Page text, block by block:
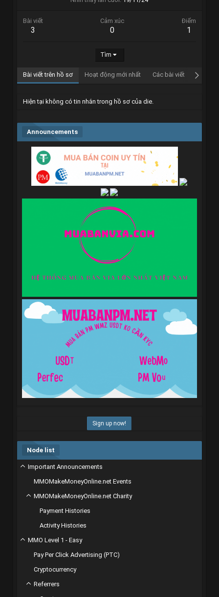
Bài viết
3
Cảm xúc
0
Điểm
1
Tìm
Bài viết trên hồ sơ Hoạt động mới nhất Các bài viết Giới
Hiện tại không có tin nhắn trong hồ sơ của die.
Announcements
Sign up now!
Node list
Important Announcements
MMOMakeMoneyOnline.net Events
MMOMakeMoneyOnline.net Charity
Payment Histories
Activity Histories
MMO Level 1 - Easy
Pay Per Click Advertising (PTC)
Cryptocurrency
Referrers